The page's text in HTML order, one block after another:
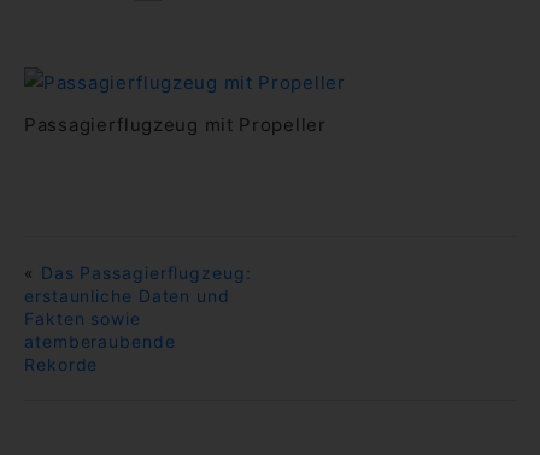
Passagierflugzeug mit Propeller
« Das Passagierflugzeug:
erstaunliche Daten und
Fakten sowie
atemberaubende
Rekorde